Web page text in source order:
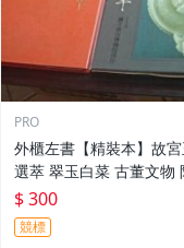
PRO
外櫃左書【精裝本】故
選萃 翠玉白菜 古董文物
殼 國立故宮博物院出版
$ 300
競標